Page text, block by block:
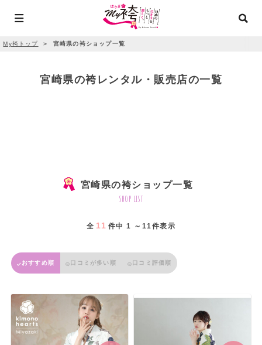
My袴トップ ＞ 宮崎県の袴ショップ一覧
宮崎県の袴レンタル・販売店の一覧
宮崎県の袴ショップ一覧
shop list
全 11 件中 1 ～11件表示
おすすめ順 口コミが多い順 口コミ評価順